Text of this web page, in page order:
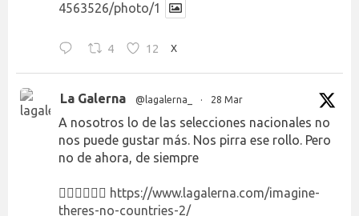
4563526/photo/1
4 12 X
La Galerna @lagalerna_ · 28 Mar
A nosotros lo de las selecciones nacionales no
nos puede gustar más. Nos pirra ese rollo. Pero
no de ahora, de siempre
👉🏻👉🏻👉🏻 https://www.lagalerna.com/imagine-
theres-no-countries-2/